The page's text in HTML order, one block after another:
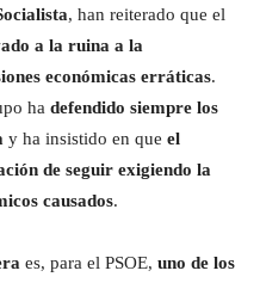
, han reiterado que el
a la ruina a la
económicas erráticas.
ha defendido siempre los
y ha insistido en que el
de seguir exigiendo la
causados.
es, para el PSOE, uno de los